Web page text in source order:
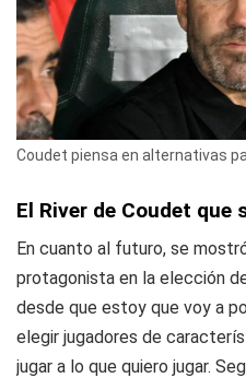
Coudet piensa en alternativas
El River de Coudet que
En cuanto al futuro, se
protagonista en la elección
desde que estoy que voy a
elegir jugadores de
jugar a lo que quiero jugar.